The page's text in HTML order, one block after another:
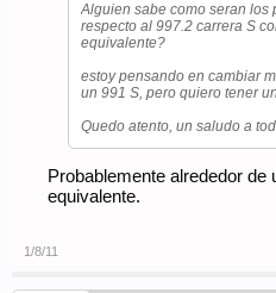
Alguien sabe como seran los
respecto al 997.2 carrera S
equivalente?
estoy pensando en cambiar
un 991 S, pero quiero tener
Quedo atento, un saludo a
Probablemente alrededor de
equivalente.
1/8/11